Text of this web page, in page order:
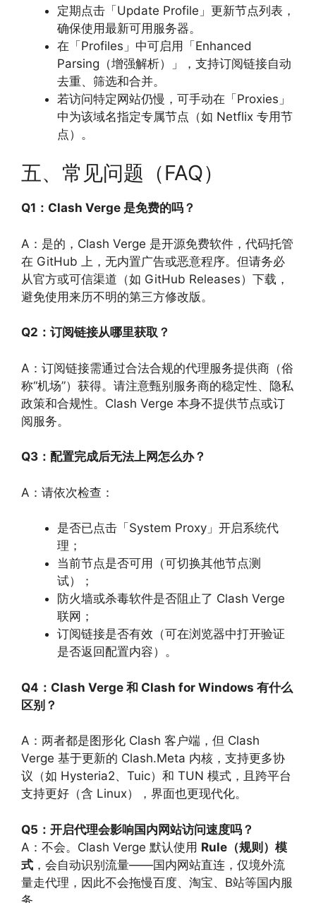
定期点击「Update Profile」更新节点列表，
确保使用最新可用服务器。
在「Profiles」中可启用「Enhanced
Parsing（增强解析）」，支持订阅链接自动
去重、筛选和合并。
若访问特定网站仍慢，可手动在「Proxies」
中为该域名指定专属节点（如 Netflix 专用节
点）。
五、常见问题（FAQ）
Q1：Clash Verge 是免费的吗？
A：是的，Clash Verge 是开源免费软件，代码托管
在 GitHub 上，无内置广告或恶意程序。但请务必
从官方或可信渠道（如 GitHub Releases）下载，
避免使用来历不明的第三方修改版。
Q2：订阅链接从哪里获取？
A：订阅链接需通过合法合规的代理服务提供商（俗
称“机场”）获得。请注意甄别服务商的稳定性、隐私
政策和合规性。Clash Verge 本身不提供节点或订
阅服务。
Q3：配置完成后无法上网怎么办？
A：请依次检查：
是否已点击「System Proxy」开启系统代
理；
当前节点是否可用（可切换其他节点测
试）；
防火墙或杀毒软件是否阻止了 Clash Verge
联网；
订阅链接是否有效（可在浏览器中打开验证
是否返回配置内容）。
Q4：Clash Verge 和 Clash for Windows 有什么
区别？
A：两者都是图形化 Clash 客户端，但 Clash
Verge 基于更新的 Clash.Meta 内核，支持更多协
议（如 Hysteria2、Tuic）和 TUN 模式，且跨平台
支持更好（含 Linux），界面也更现代化。
Q5：开启代理会影响国内网站访问速度吗？
A：不会。Clash Verge 默认使用 Rule（规则）模
式 ，会自动识别流量——国内网站直连，仅境外流
量走代理，因此不会拖慢百度、淘宝、B站等国内服
务。